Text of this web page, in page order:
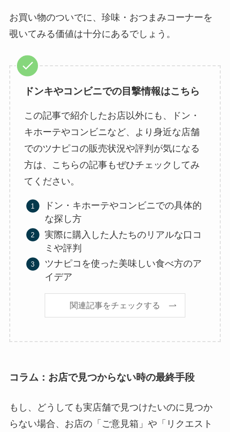
お買い物のついでに、珍味・おつまみコーナーを
覗いてみる価値は十分にあるでしょう。
ドンキやコンビニでの目撃情報はこちら
この記事で紹介したお店以外にも、ドン・
キホーテやコンビニなど、より身近な店舗
でのツナピコの販売状況や評判が気になる
方は、こちらの記事もぜひチェックしてみ
てください。
ドン・キホーテやコンビニでの具体的
な探し方
実際に購入した人たちのリアルな口コ
ミや評判
ツナピコを使った美味しい食べ方のア
イデア
関連記事をチェックする
コラム：お店で見つからない時の最終手段
もし、どうしても実店舗で見つけたいのに見つか
らない場合、お店の「ご意見箱」や「リクエスト